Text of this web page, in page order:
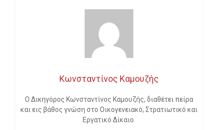
Κωνσταντίνος Καμουζής
Ο Δικηγόρος Κωνσταντίνος Καμουζής, διαθέτει πείρα
και εις βάθος γνώση στο Οικογενειακό, Στρατιωτικό και
Εργατικό Δίκαιο.